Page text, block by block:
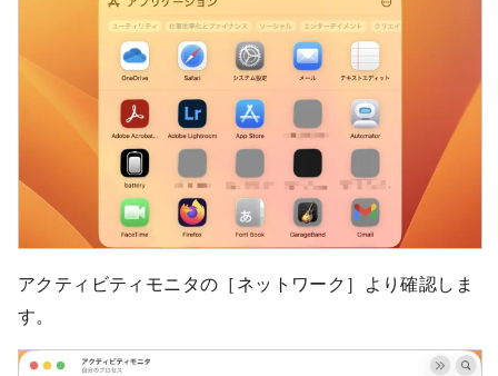
アクティビティモニタの［ネットワーク］より確認しま
す。